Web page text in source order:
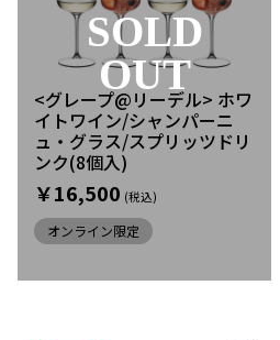
<グレープ@リーデル> ホワ
イトワイン/シャンパーニ
ュ・グラス/スプリッツドリ
ンク(8個入)
￥16,500
オンライン限定
SOLD
OUT